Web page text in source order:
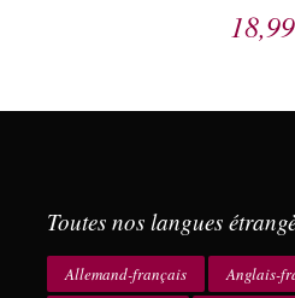
18,99
Toutes nos langues
Allemand-français Anglais-